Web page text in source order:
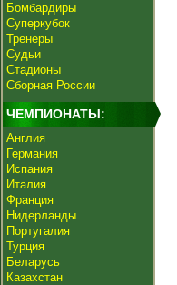
Бомбардиры
Суперкубок
Тренеры
Судьи
Стадионы
Сборная России
ЧЕМПИОНАТЫ:
Англия
Германия
Испания
Италия
Франция
Нидерланды
Португалия
Турция
Беларусь
Казахстан